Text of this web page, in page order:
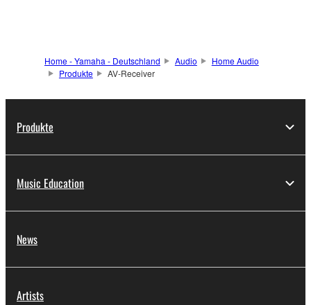
Home - Yamaha - Deutschland Audio
Home Audio
Produkte
AV-Receiver
Produkte
Music Education
News
Artists